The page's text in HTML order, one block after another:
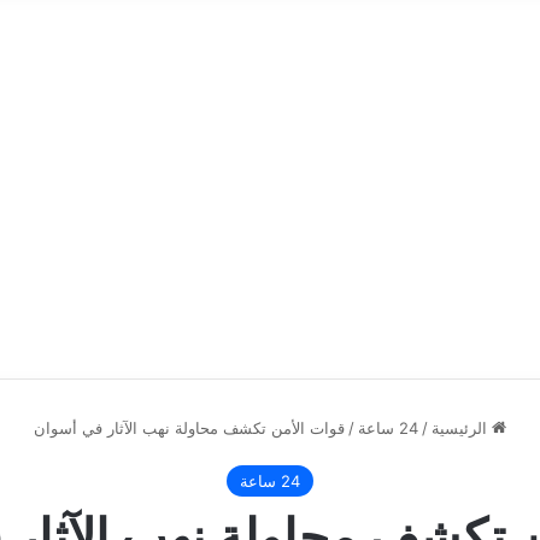
الرئيسية / 24 ساعة / قوات الأمن تكشف محاولة نهب الآثار في أسوان
24 ساعة